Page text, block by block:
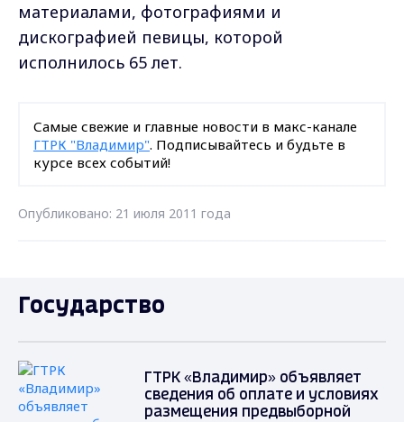
материалами, фотографиями и
дискографией певицы, которой
исполнилось 65 лет.
Самые свежие и главные новости в макс-канале
ГТРК "Владимир". Подписывайтесь и будьте в
курсе всех событий!
Опубликовано: 21 июля 2011 года
Государство
ГТРК «Владимир» объявляет
сведения об оплате и условиях
размещения предвыборной